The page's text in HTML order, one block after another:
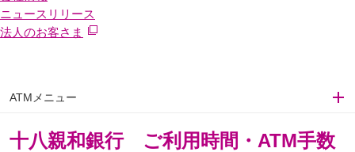
ニュースリリース
法人のお客さま
ATMメニュー
十八親和銀行 ご利用時間・ATM手数